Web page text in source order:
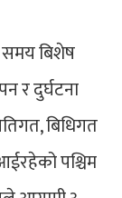
बिशेष
र दुर्घटना
बिधिगत
पश्चिम